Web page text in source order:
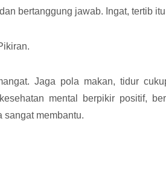
bertanggung jawab. Ingat, tertib
Jaga pola makan, tidur
mental berpikir positif,
sangat membantu.